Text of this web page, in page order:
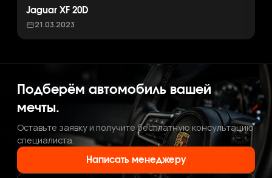
Jaguar XF 20D
21.03.2023
Подберём автомобиль вашей
мечты.
Оставьте заявку и получите бесплатную консультацию
специалиста.
Написать менеджеру